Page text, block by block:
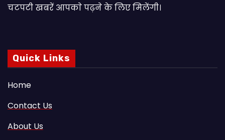
चटपटी खबरें आपकाे पढ़ने के लिए मिलेंगी।
Quick Links
Home
Contact Us
About Us